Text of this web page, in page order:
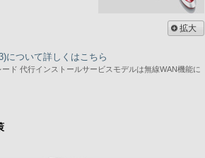
拡大
について詳しくはこちら
ド 代行インストールサービスモデルは無線WAN機能に